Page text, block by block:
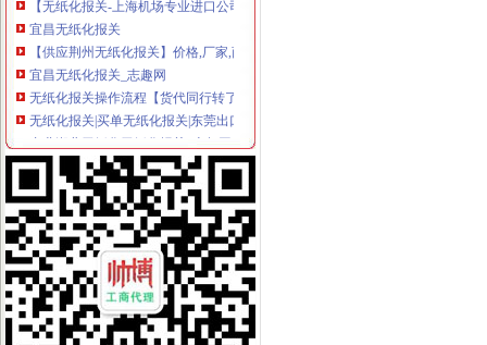
宜昌无纸化报关
【供应荆州无纸化报关】价格,厂家,商检报关代理-搜了网
宜昌无纸化报关_志趣网
无纸化报关操作流程【货代同行转了】
无纸化报关|买单无纸化报关|东莞出口报关代理|出口买单通关_
专业湖北无纸化无纸化报关_志趣网
无纸化报关Nano电子商城
宁波无纸化报关宁波电子报关宁波买单报关专业安全高效便捷-阿
无纸化报关问题。实行无纸化报关后,经常会出现信息无比对况,
提供宁波无纸化报关签约【今日推荐网-宁波物流运输】
无纸化报关,买单报关-你问我答-中国物流人论坛锦程物流网BBS-
无纸化报关怎么样签约-报关报检-福步外贸论坛（FOBBusiness
无纸化报关委托操作流程及无纸化报关
南沙为什么要无纸化报关价格_南沙为什么要无纸化报关_广东广州市南
无纸化报关排长龙善意新政遭企业吐槽_资讯频道_凤凰网